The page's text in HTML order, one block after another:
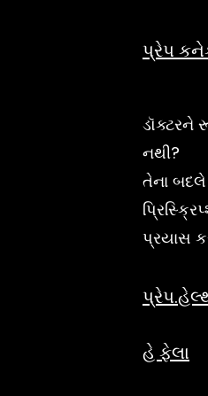
પ્રેપ
ડૉક્ટરને
નથી?
તેના
પ્રયાસ
હે ફેલા